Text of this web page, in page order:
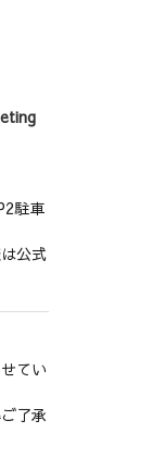
駐車
公式
てい
了承